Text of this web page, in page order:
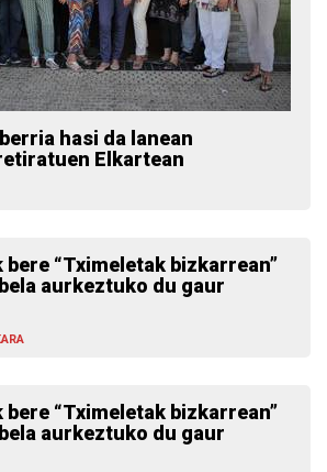
hasi da lanean
Elkartean
“Tximeletak bizkarrean”
aurkeztuko du gaur
“Tximeletak bizkarrean”
aurkeztuko du gaur